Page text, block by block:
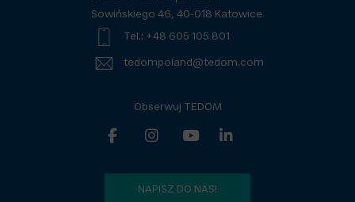
Sowińskiego 46, 40-018 Katowice
Tel.: +48 605 105 801
tedompoland@tedom.com
Obserwuj TEDOM
NAPISZ DO NAS!